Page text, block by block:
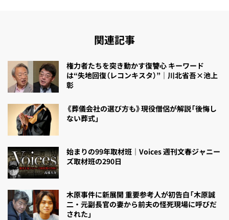
関連記事
権力者たちを突き動かす復讐心 キーワード
は“失地回復（レコンキスタ）”｜川北省吾×池上
彰
《葬儀会社の選び方も》現役僧侶が解説「後悔し
ない葬式」
始まりの99年取材班｜Voices 週刊文春ジャニー
ズ取材班の290日
木原事件に新展開 重要参考人が初告白「木原誠
二・元副長官の妻から前夫の怪死現場に呼びだ
された」